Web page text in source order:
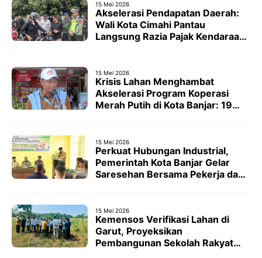
15 Mei 2026
Akselerasi Pendapatan Daerah:
Wali Kota Cimahi Pantau
Langsung Razia Pajak Kendaraan
15 Mei 2026
Krisis Lahan Menghambat
Akselerasi Program Koperasi
Merah Putih di Kota Banjar: 19
15 Mei 2026
Perkuat Hubungan Industrial,
Pemerintah Kota Banjar Gelar
Saresehan Bersama Pekerja dan
15 Mei 2026
Kemensos Verifikasi Lahan di
Garut, Proyeksikan
Pembangunan Sekolah Rakyat